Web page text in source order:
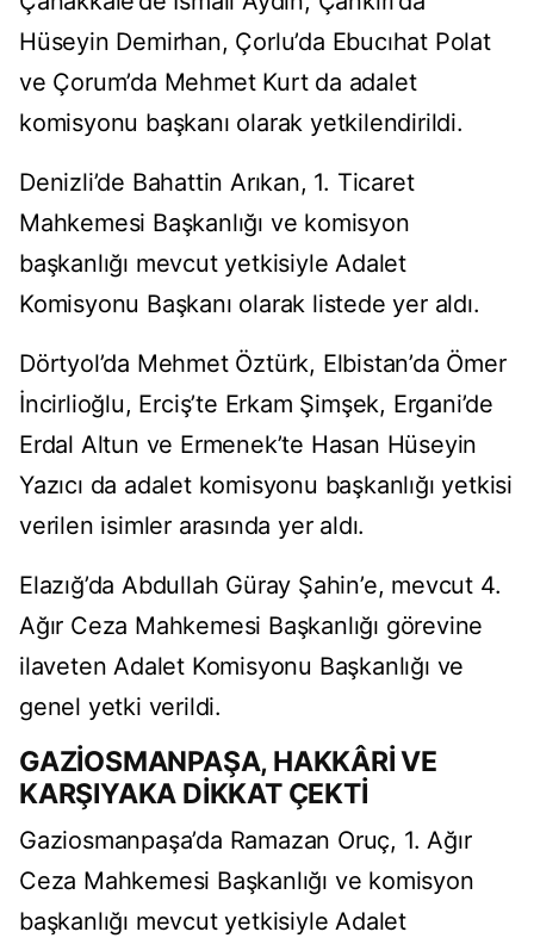
Hüseyin Demirhan, Çorlu’da Ebucıhat Polat
ve Çorum’da Mehmet Kurt da adalet
komisyonu başkanı olarak yetkilendirildi.
Denizli’de Bahattin Arıkan, 1. Ticaret
Mahkemesi Başkanlığı ve komisyon
başkanlığı mevcut yetkisiyle Adalet
Komisyonu Başkanı olarak listede yer aldı.
Dörtyol’da Mehmet Öztürk, Elbistan’da Ömer
İncirlioğlu, Erciş’te Erkam Şimşek, Ergani’de
Erdal Altun ve Ermenek’te Hasan Hüseyin
Yazıcı da adalet komisyonu başkanlığı yetkisi
verilen isimler arasında yer aldı.
Elazığ’da Abdullah Güray Şahin’e, mevcut 4.
Ağır Ceza Mahkemesi Başkanlığı görevine
ilaveten Adalet Komisyonu Başkanlığı ve
genel yetki verildi.
GAZİOSMANPAŞA, HAKKÂRİ VE
KARŞIYAKA DİKKAT ÇEKTİ
Gaziosmanpaşa’da Ramazan Oruç, 1. Ağır
Ceza Mahkemesi Başkanlığı ve komisyon
başkanlığı mevcut yetkisiyle Adalet